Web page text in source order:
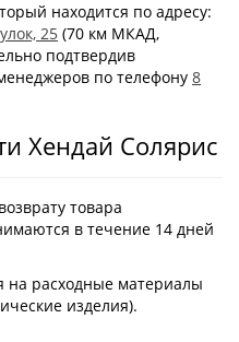
находится по адресу:
25 (70 км МКАД,
подтвердив
по телефону 8
Хендай Солярис
товара
в течение 14 дней
на расходные материалы
изделия).